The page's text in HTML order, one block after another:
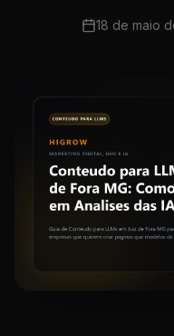
18 de maio